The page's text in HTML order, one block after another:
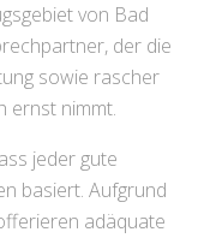
von Bad
der die
sowie rascher
ernst nimmt.
jeder gute
basiert. Aufgrund
adäquate